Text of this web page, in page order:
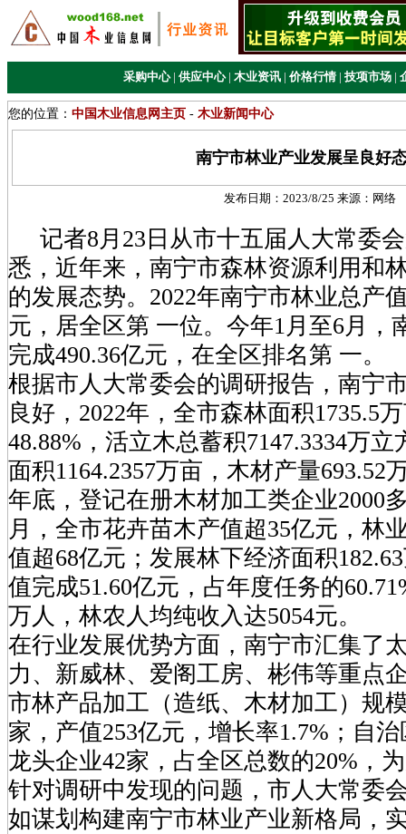
采购中心 | 供应中心 | 木业资讯 | 价格行情 | 技项市场 |
您的位置： 中国木业信息网主页 - 木业新闻中心
南宁市林业产业发展呈良好
发布日期：2023/8/25 来源： 网络
记者8月23日从市十五届人大常委
悉，近年来，南宁市森林资源利用和
的发展态势。2022年南宁市林业总产
元，居全区第 一位。今年1月至6月，
完成490.36亿元，在全区排名第 一。
根据市人大常委会的调研报告，南宁
良好，2022年，全市森林面积1735.5
48.88%，活立木总蓄积7147.3334万
面积1164.2357万亩，木材产量693.52
年底，登记在册木材加工类企业2000
月，全市花卉苗木产值超35亿元，林
值超68亿元；发展林下经济面积
值完成51.60亿元，占年度任务的
万人，林农人均纯收入达5054元。
在行业发展优势方面，南宁市汇集了
力、新威林、爱阁工房、彬伟等重点
市林产品加工（造纸、木材加工）规
家，产值253亿元，增长率1.7%；自
龙头企业42家，占全区总数的20%，
针对调研中发现的问题，市人大常委
如谋划构建南宁市林业产业新格局，